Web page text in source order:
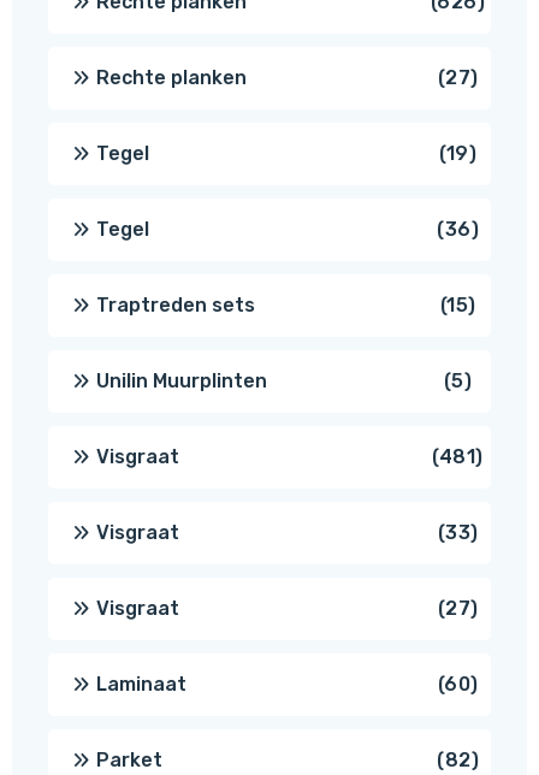
Rechte planken 2727
Tegel 1919
Tegel 3636
Traptreden sets 1515
Unilin Muurplinten 55
Visgraat 481481
Visgraat 3333
Visgraat 2727
Laminaat 6060
Parket 8282